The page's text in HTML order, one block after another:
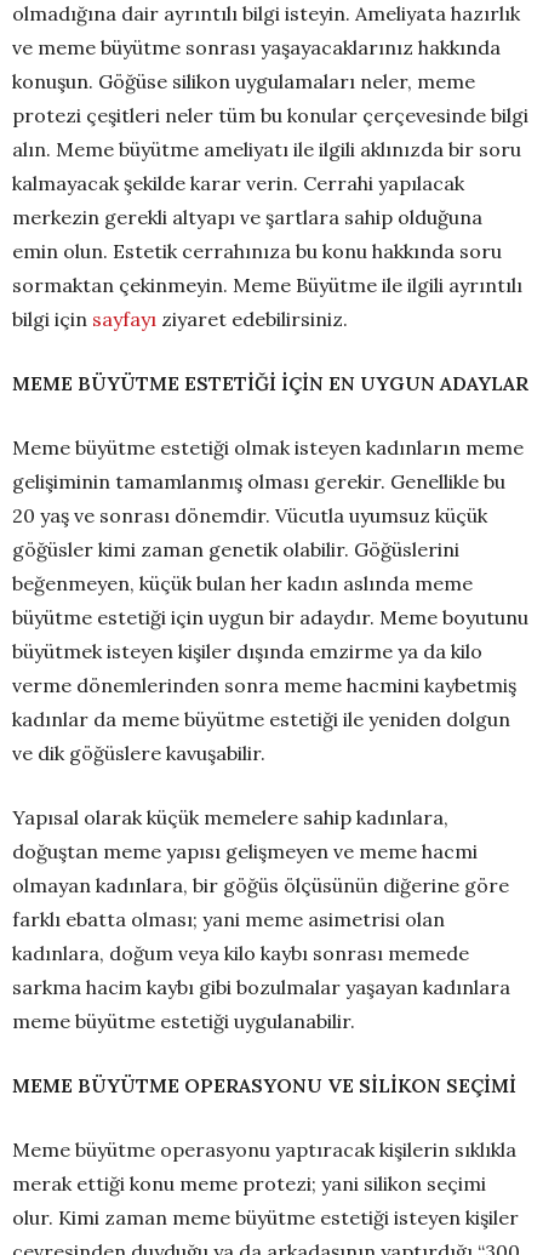
olmadığına dair ayrıntılı bilgi isteyin. Ameliyata hazırlık
ve meme büyütme sonrası yaşayacaklarınız hakkında
konuşun. Göğüse silikon uygulamaları neler, meme
protezi çeşitleri neler tüm bu konular çerçevesinde bilgi
alın. Meme büyütme ameliyatı ile ilgili aklınızda bir soru
kalmayacak şekilde karar verin. Cerrahi yapılacak
merkezin gerekli altyapı ve şartlara sahip olduğuna
emin olun. Estetik cerrahınıza bu konu hakkında soru
sormaktan çekinmeyin. Meme Büyütme ile ilgili ayrıntılı
bilgi için sayfayı ziyaret edebilirsiniz.
MEME BÜYÜTME ESTETİĞİ İÇİN EN UYGUN ADAYLAR
Meme büyütme estetiği olmak isteyen kadınların meme
gelişiminin tamamlanmış olması gerekir. Genellikle bu
20 yaş ve sonrası dönemdir. Vücutla uyumsuz küçük
göğüsler kimi zaman genetik olabilir. Göğüslerini
beğenmeyen, küçük bulan her kadın aslında meme
büyütme estetiği için uygun bir adaydır. Meme boyutunu
büyütmek isteyen kişiler dışında emzirme ya da kilo
verme dönemlerinden sonra meme hacmini kaybetmiş
kadınlar da meme büyütme estetiği ile yeniden dolgun
ve dik göğüslere kavuşabilir.
Yapısal olarak küçük memelere sahip kadınlara,
doğuştan meme yapısı gelişmeyen ve meme hacmi
olmayan kadınlara, bir göğüs ölçüsünün diğerine göre
farklı ebatta olması; yani meme asimetrisi olan
kadınlara, doğum veya kilo kaybı sonrası memede
sarkma hacim kaybı gibi bozulmalar yaşayan kadınlara
meme büyütme estetiği uygulanabilir.
MEME BÜYÜTME OPERASYONU VE SİLİKON SEÇİMİ
Meme büyütme operasyonu yaptıracak kişilerin sıklıkla
merak ettiği konu meme protezi; yani silikon seçimi
olur. Kimi zaman meme büyütme estetiği isteyen kişiler